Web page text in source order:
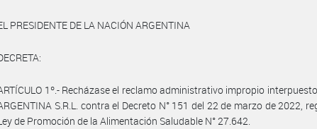
PRESIDENTE DE LA NACIÓN ARGENTINA
1º.- Recházase el reclamo administrativo impropio
S.R.L. contra el Decreto N° 151 del 22 de marzo de 2022,
de Promoción de la Alimentación Saludable N° 27.642.